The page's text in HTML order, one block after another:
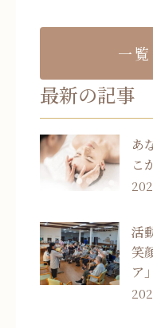
一
最新の記事
あ
こ
活
笑
ア」